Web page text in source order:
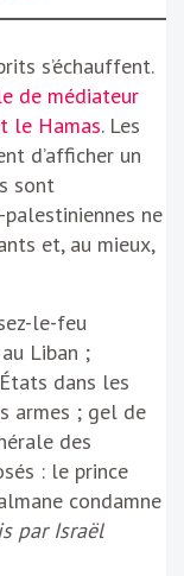
s’échauffent.
de médiateur
le Hamas. Les
d’afficher un
sont
ne
et, au mieux,
le-feu
Liban ;
dans les
armes ; gel de
des
: le prince
condamne
par Israël